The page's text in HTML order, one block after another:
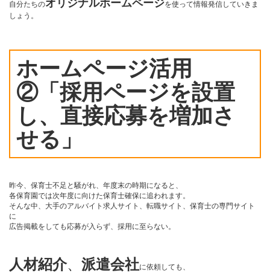
自分たちのオリジナルホームページを使って情報発信していきま
しょう。
ホームページ活用
②「採用ページを設置
し、直接応募を増加さ
せる」
昨今、保育士不足と騒がれ、年度末の時期になると、
各保育園では次年度に向けた保育士確保に追われます。
そんな中、大手のアルバイト求人サイト、転職サイト、保育士の専門サイト
に
広告掲載をしても応募が入らず、採用に至らない。
人材紹介、 派遣会社に依頼しても、